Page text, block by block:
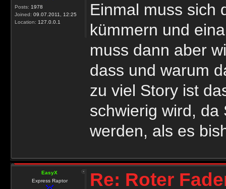
Posts: 1978
Joined: 09.07.2011, 12:25
Location: 127.0.0.1
Einmal muss sich
kümmern und
muss dann aber
dass und warum
zu viel Story ist
schwierig wird, da
werden, als es
EasyX
Express Raptor
Re: Roter